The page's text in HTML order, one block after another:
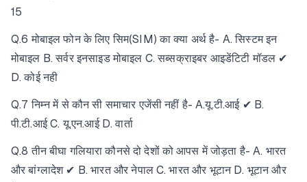
15
Q.6 मोबाइल फोन के लिए सिम(SIM) का क्या अर्थ है- A. सिस्टम इन
मोबाइल B. सर्वर इनसाइड मोबाइल C. सब्सक्राइबर आइडेंटिटी मॉडल ✔
D. कोई नही
Q.7 निम्न में से कौन सी समाचार एजेंसी नहीं है- A.यू.टी.आई ✔ B.
पी.टी.आई C. यू.एन.आई D. वार्ता
Q.8 तीन बीघा गलियारा कौनसे दो देशों को आपस में जोड़ता है- A. भारत
और बांग्लादेश ✔ B. भारत और नेपाल C. भारत और भूटान D. भूटान और